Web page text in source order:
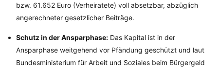
bzw. 61.652 Euro (Verheiratete) voll absetzbar, abzüglich
angerechneter gesetzlicher Beiträge.
Schutz in der Ansparphase: Das Kapital ist in der
Ansparphase weitgehend vor Pfändung geschützt und laut
Bundesministerium für Arbeit und Soziales beim Bürgergeld